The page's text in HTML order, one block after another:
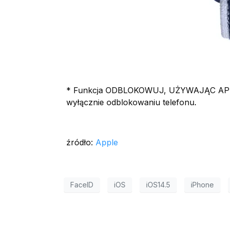
* Funkcja ODBLOKOWUJ, UŻYWAJĄC
wyłącznie odblokowaniu telefonu.
źródło: Apple
FaceID iOS iOS14.5 iPhone